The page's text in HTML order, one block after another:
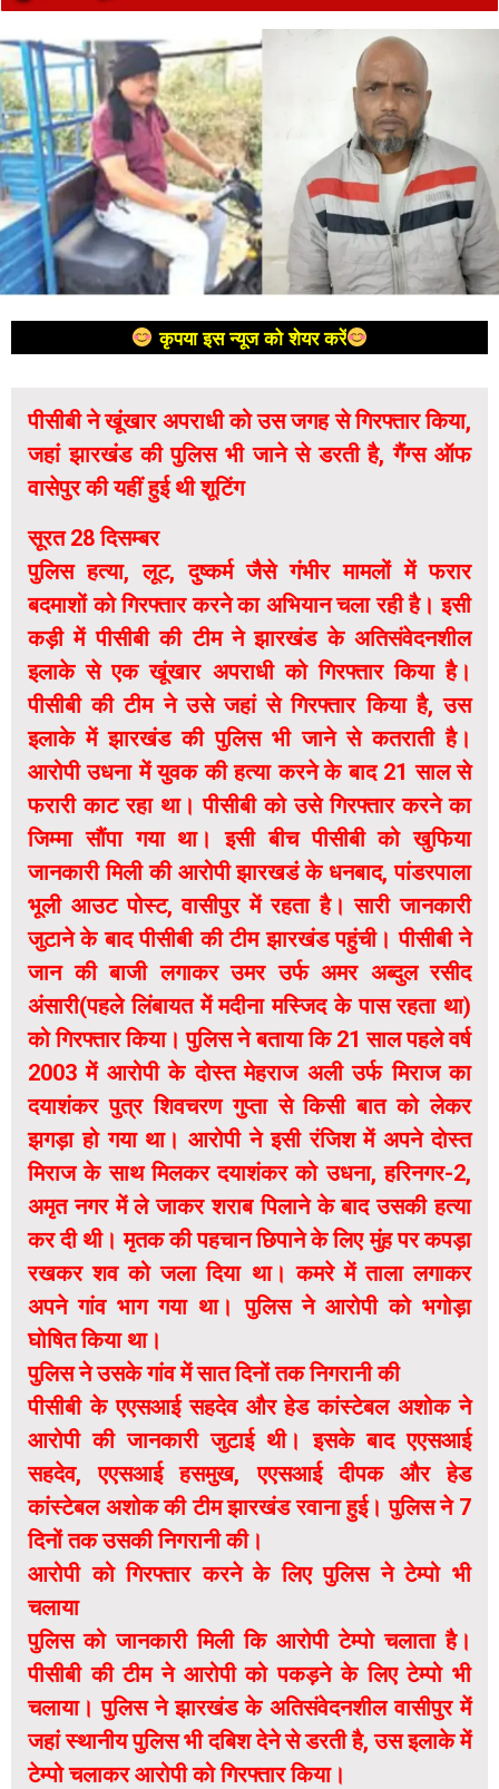
कृपया इस न्यूज को शेयर करें
पीसीबी ने खूंखार अपराधी को उस जगह से गिरफ्तार किया,
जहां झारखंड की पुलिस भी जाने से डरती है, गैंग्स ऑफ
वासेपुर की यहीं हुई थी शूटिंग
सूरत 28 दिसम्बर
पुलिस हत्या, लूट, दुष्कर्म जैसे गंभीर मामलों में फरार
बदमाशों को गिरफ्तार करने का अभियान चला रही है। इसी
कड़ी में पीसीबी की टीम ने झारखंड के अतिसंवेदनशील
इलाके से एक खूंखार अपराधी को गिरफ्तार किया है।
पीसीबी की टीम ने उसे जहां से गिरफ्तार किया है, उस
इलाके में झारखंड की पुलिस भी जाने से कतराती है।
आरोपी उधना में युवक की हत्या करने के बाद 21 साल से
फरारी काट रहा था। पीसीबी को उसे गिरफ्तार करने का
जिम्मा सौंपा गया था। इसी बीच पीसीबी को खुफिया
जानकारी मिली की आरोपी झारखडं के धनबाद, पांडरपाला
भूली आउट पोस्ट, वासीपुर में रहता है। सारी जानकारी
जुटाने के बाद पीसीबी की टीम झारखंड पहुंची। पीसीबी ने
जान की बाजी लगाकर उमर उर्फ अमर अब्दुल रसीद
अंसारी(पहले लिंबायत में मदीना मस्जिद के पास रहता था)
को गिरफ्तार किया। पुलिस ने बताया कि 21 साल पहले वर्ष
2003 में आरोपी के दोस्त मेहराज अली उर्फ मिराज का
दयाशंकर पुत्र शिवचरण गुप्ता से किसी बात को लेकर
झगड़ा हो गया था। आरोपी ने इसी रंजिश में अपने दाेस्त
मिराज के साथ मिलकर दयाशंकर को उधना, हरिनगर-2,
अमृत नगर में ले जाकर शराब पिलाने के बाद उसकी हत्या
कर दी थी। मृतक की पहचान छिपाने के लिए मुंह पर कपड़ा
रखकर शव को जला दिया था। कमरे में ताला लगाकर
अपने गांव भाग गया था। पुलिस ने आरोपी को भगोड़ा
घोषित किया था।
पुलिस ने उसके गांव में सात दिनों तक निगरानी की
पीसीबी के एएसआई सहदेव और हेड कांस्टेबल अशोक ने
आरोपी की जानकारी जुटाई थी। इसके बाद एएसआई
सहदेव, एएसआई हसमुख, एएसआई दीपक और हेड
कांस्टेबल अशोक की टीम झारखंड रवाना हुई। पुलिस ने 7
दिनों तक उसकी निगरानी की।
आरोपी को गिरफ्तार करने के लिए पुलिस ने टेम्पो भी
चलाया
पुलिस को जानकारी मिली कि आरोपी टेम्पो चलाता है।
पीसीबी की टीम ने आरोपी को पकड़ने के लिए टेम्पो भी
चलाया। पुलिस ने झारखंड के अतिसंवेदनशील वासीपुर में
जहां स्थानीय पुलिस भी दबिश देने से डरती है, उस इलाके में
टेम्पो चलाकर आरोपी को गिरफ्तार किया।